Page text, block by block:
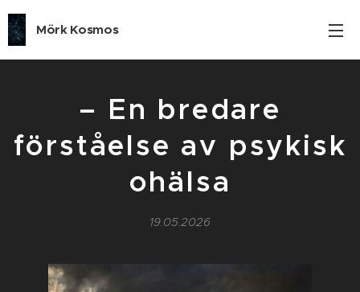
Mörk Kosmos
– En bredare
förståelse av psykisk
ohälsa
19.05.2026